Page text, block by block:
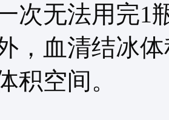
次无法用完1
，血清结冰
积空间。